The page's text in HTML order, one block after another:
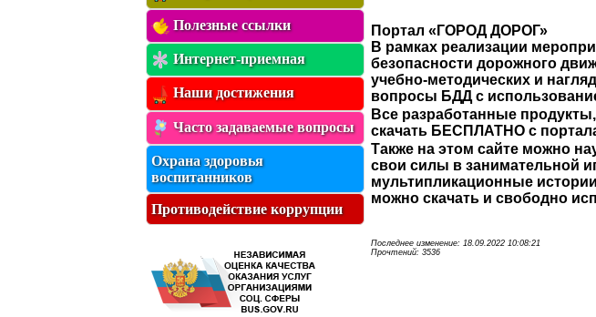
Полезные ссылки
Интернет-приемная
Наши достижения
Часто задаваемые вопросы
Охрана здоровья
воспитанников
Противодействие коррупции
Портал «ГОРОД ДОРОГ»
В рамках реализации
безопасности дорожного
учебно-методических и
вопросы БДД с
Все разработанные
скачать БЕСПЛАТНО с
Также на этом сайте можно
свои силы в занимательной
мультипликационные
можно скачать и свободно
Последнее изменение: 18.09.2022 10:08:21
Прочтений: 3536